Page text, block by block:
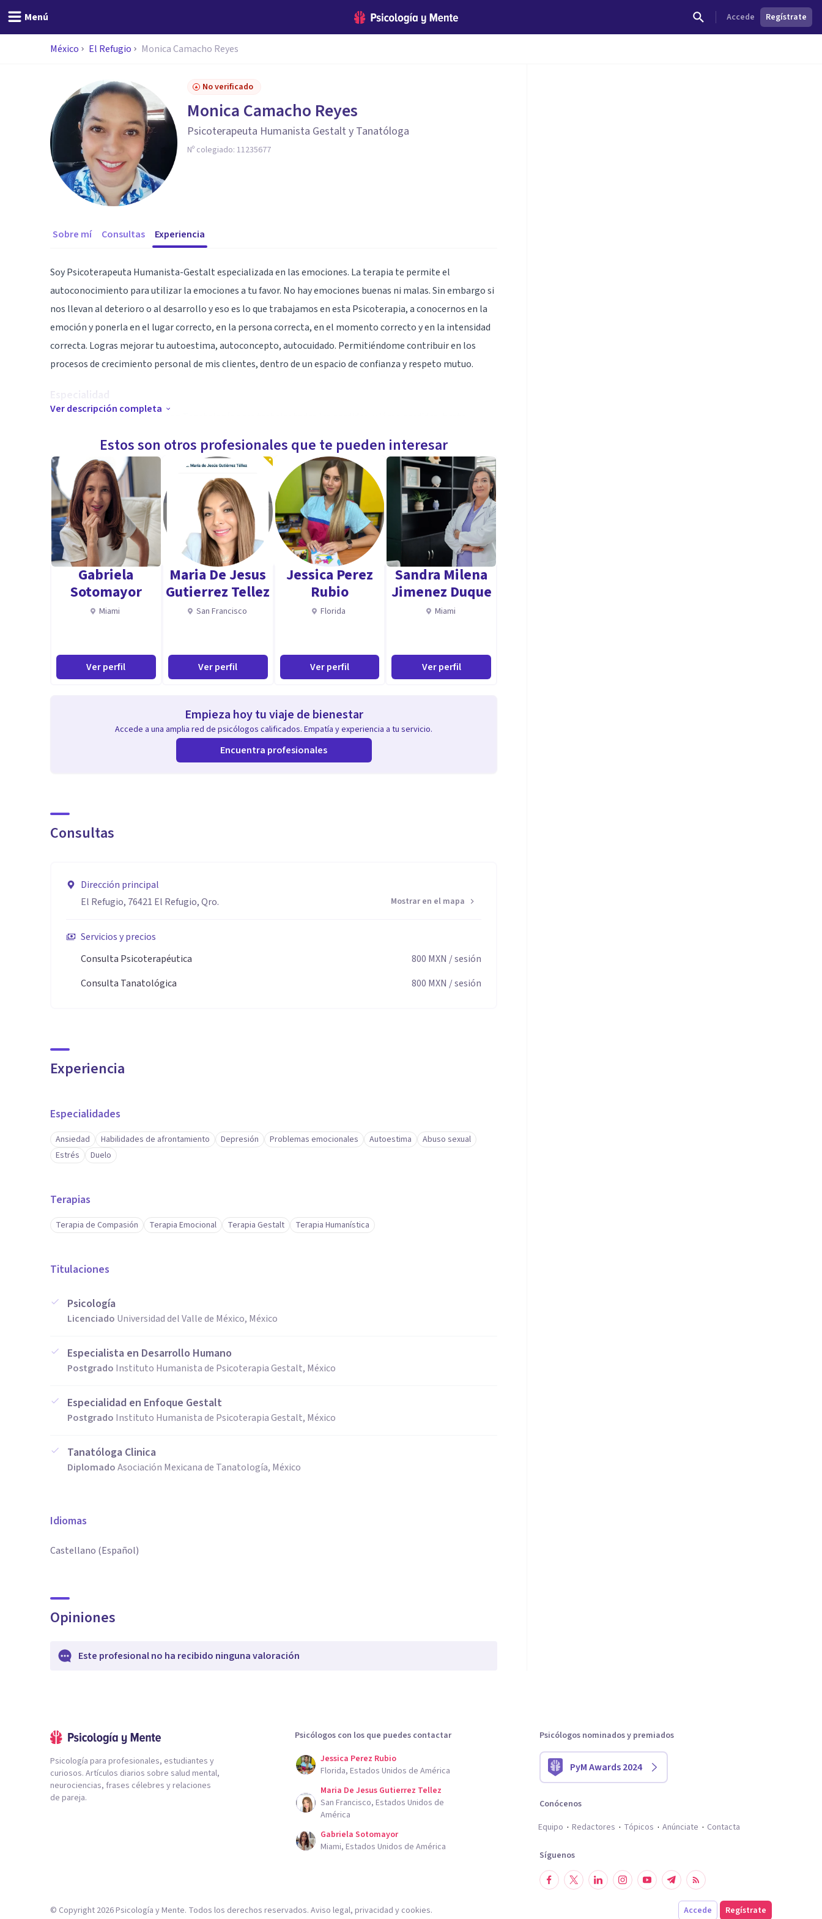
Menú Accede Regístrate
México El Refugio Monica Camacho Reyes
No verificado
Monica Camacho Reyes
Psicoterapeuta Humanista Gestalt y Tanatóloga
Nº colegiado: 11235677
Sobre mí Consultas Experiencia
Soy Psicoterapeuta Humanista-Gestalt especializada en las emociones. La terapia te permite el
autoconocimiento para utilizar la emociones a tu favor. No hay emociones buenas ni malas. Sin embargo si
nos llevan al deterioro o al desarrollo y eso es lo que trabajamos en esta Psicoterapia, a conocernos en la
emoción y ponerla en el lugar correcto, en la persona correcta, en el momento correcto y en la intensidad
correcta. Logras mejorar tu autoestima, autoconcepto, autocuidado. Permitiéndome contribuir en los
procesos de crecimiento personal de mis clientes, dentro de un espacio de confianza y respeto mutuo.
Especialidad
Cuento con una especialidad en Tanatología para trabajar todas las perdidas, y léase perdidas, hasta
tomar mejores decisiones en nuestro día a día.
Aptitudes
Así como también con un diplomado sobre Ansiedad, Estrés y Depresión que se logra trabajar en consulta y
con un cuadernillo de actividades para realizarlas en casa o en la cotidianeidad. Permíteme acompañarte en
este proceso de desarrollo, si hay solución a eso que estas pasando. De un ser humano a otro ser humano,
¡Te entiendo! Yo también lo logré.
Ver descripción completa
Estos son otros profesionales que te pueden interesar
Gabriela
Sotomayor
Miami
Ver perfil
Maria De Jesus
Gutierrez Tellez
San Francisco
Ver perfil
Jessica Perez
Rubio
Florida
Ver perfil
Sandra Milena
Jimenez Duque
Miami
Ver perfil
Empieza hoy tu viaje de bienestar
Accede a una amplia red de psicólogos calificados. Empatía y experiencia a tu servicio.
Encuentra profesionales
Consultas
Dirección principal
El Refugio, 76421 El Refugio, Qro.
Mostrar en el mapa
Servicios y precios
Consulta Psicoterapéutica
800 MXN / sesión
Consulta Tanatológica
800 MXN / sesión
Experiencia
Especialidades
Ansiedad Habilidades de afrontamiento Depresión Problemas emocionales Autoestima
Abuso sexual
Estrés
Duelo
Terapias
Terapia de Compasión Terapia Emocional Terapia Gestalt Terapia Humanística
Titulaciones
Psicología
Licenciado Universidad del Valle de México, México
Especialista en Desarrollo Humano
Postgrado Instituto Humanista de Psicoterapia Gestalt, México
Especialidad en Enfoque Gestalt
Postgrado Instituto Humanista de Psicoterapia Gestalt, México
Tanatóloga Clinica
DiplomadoAsociación Mexicana de Tanatología, México
Idiomas
Castellano (Español)
Opiniones
Este profesional no ha recibido ninguna valoración
Psicología para profesionales, estudiantes y
curiosos. Artículos diarios sobre salud mental,
neurociencias, frases célebres y relaciones
de pareja.
Psicólogos con los que puedes contactar
Jessica Perez Rubio
Florida, Estados Unidos de América
Maria De Jesus Gutierrez Tellez
San Francisco, Estados Unidos de
América
Gabriela Sotomayor
Miami, Estados Unidos de América
Psicólogos nominados y premiados
PyM Awards 2024
Conócenos
Equipo
Redactores Tópicos Anúnciate Contacta
Síguenos
Accede Regístrate
© Copyright 2026Psicología y Mente. Todos los derechos reservados. Aviso legal, privacidad y cookies.